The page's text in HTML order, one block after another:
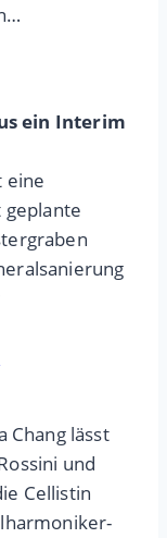
ein Interim
eine
geplante
Chang lässt
und
Cellistin